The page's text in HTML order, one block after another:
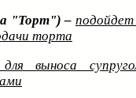
"Торт") – подойдет
торта
выноса